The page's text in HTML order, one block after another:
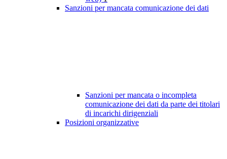
Sanzioni per mancata comunicazione dei dati
Sanzioni per mancata o incompleta
comunicazione dei dati da parte dei titolari
di incarichi dirigenziali
Posizioni organizzative